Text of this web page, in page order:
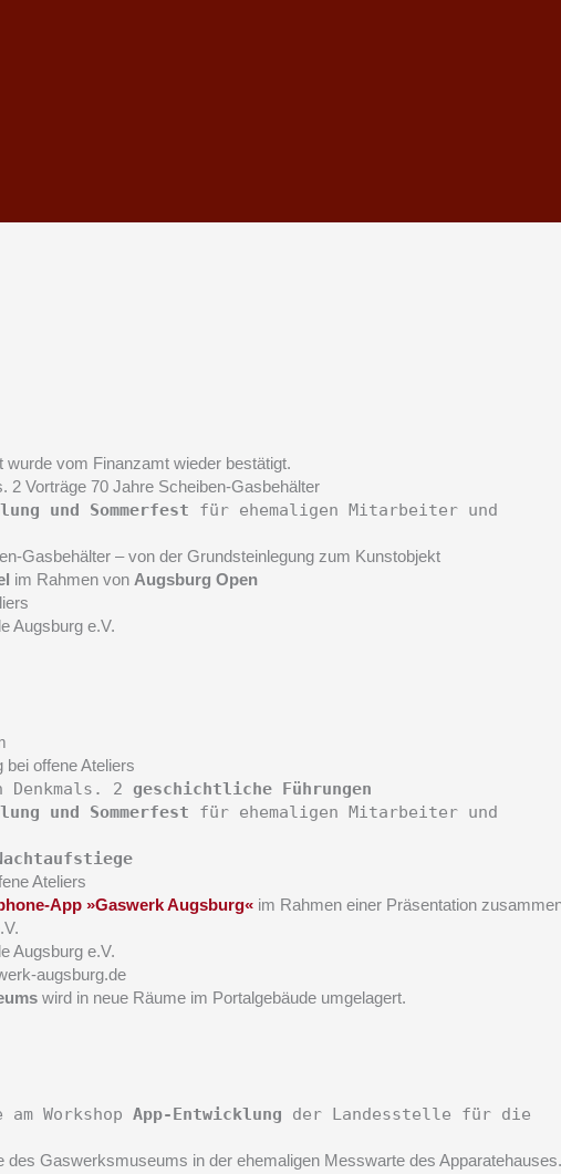
vom Finanzamt wieder bestätigt.
2 Vorträge 70 Jahre Scheiben-Gasbehälter
und Sommerfest für ehemaligen Mitarbeiter und
Gasbehälter – von der Grundsteinlegung zum Kunstobjekt
im Rahmen von Augsburg Open
Augsburg e.V.
offene Ateliers
Denkmals. 2 geschichtliche Führungen
und Sommerfest für ehemaligen Mitarbeiter und
Ateliers
App »Gaswerk Augsburg« im Rahmen einer Präsentation
Augsburg e.V.
augsburg.de
wird in neue Räume im Portalgebäude umgelagert.
Workshop App-Entwicklung der Landesstelle für die
des Gaswerksmuseums in der ehemaligen Messwarte des Apparatehauses.